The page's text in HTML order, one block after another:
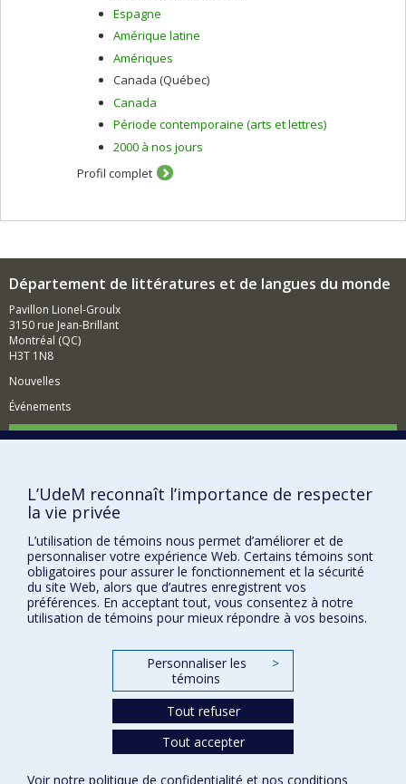
Espagne
Amérique latine
Amériques
Canada (Québec)
Canada
Période contemporaine (arts et lettres)
2000 à nos jours
Profil complet
Département de littératures et de langues du monde
Pavillon Lionel-Groulx
3150 rue Jean-Brillant
Montréal (QC)
H3T 1N8
Nouvelles
Événements
Comment soutenir le Département?
Plan du site
Signaler une erreur
Accessibilité
FACULTÉ DES ARTS ET DES SCIENCES
Nos départements et écoles
Université de
L’UdeM reconnaît l’importance de respecter
la vie privée
L’utilisation de témoins nous permet d’améliorer et de
personnaliser votre expérience Web. Certains témoins sont
obligatoires pour assurer le fonctionnement et la sécurité
du site Web, alors que d’autres enregistrent vos
préférences. En acceptant tout, vous consentez à notre
utilisation de témoins pour mieux répondre à vos besoins.
Personnaliser les
témoins
>
Tout refuser
Tout accepter
Voir notre politique de confidentialité et nos conditions